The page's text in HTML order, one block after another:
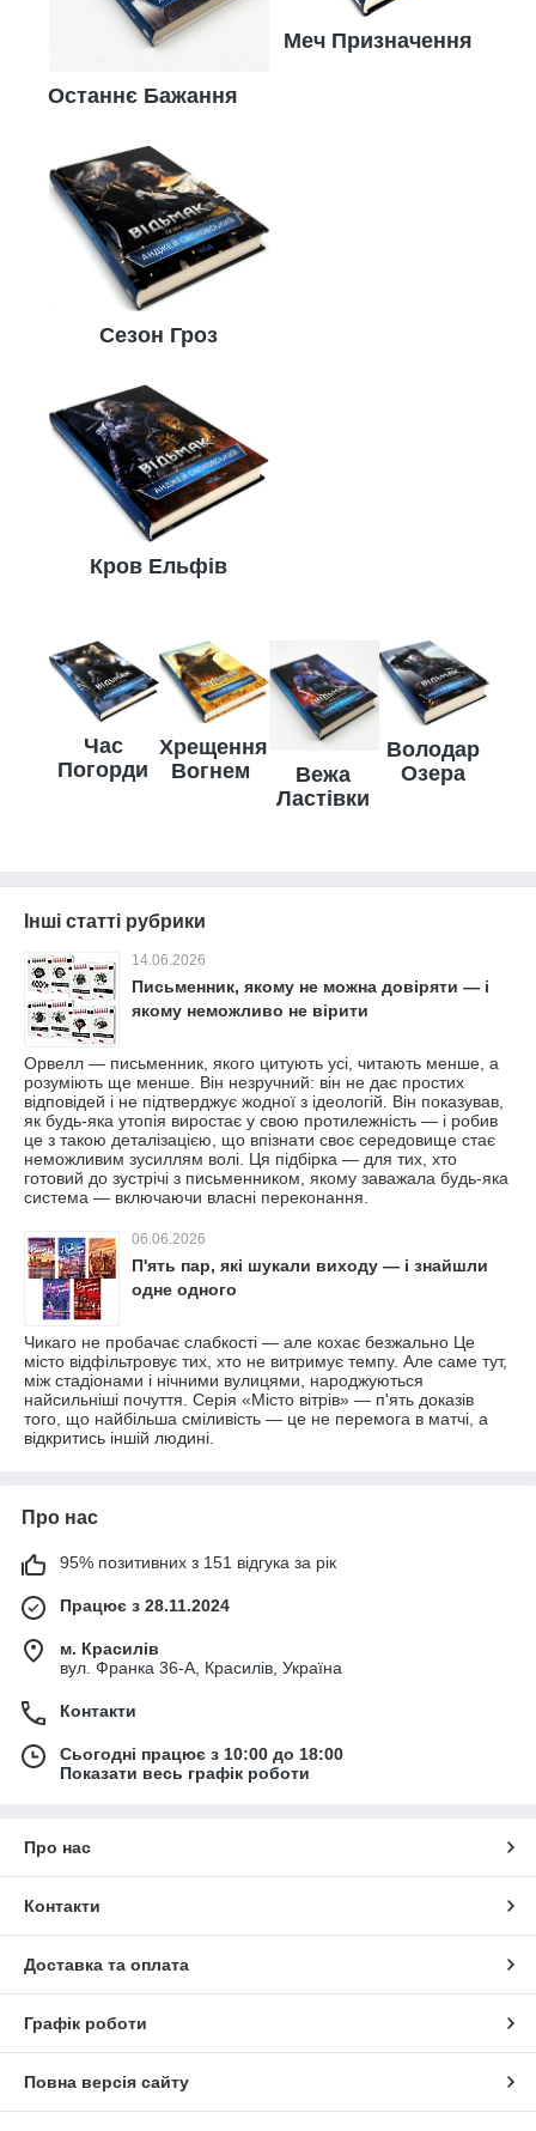
Останнє Бажання
Меч Призначення
Сезон Гроз
Кров Ельфів
Час
Погорди
Хрещення
Вогнем
Вежа
Ластівки
Володар
Озера
Інші статті рубрики
14.06.2026
Письменник, якому не можна довіряти — і
якому неможливо не вірити
Орвелл — письменник, якого цитують усі, читають менше, а
розуміють ще менше. Він незручний: він не дає простих
відповідей і не підтверджує жодної з ідеологій. Він показував,
як будь-яка утопія виростає у свою протилежність — і робив
це з такою деталізацією, що впізнати своє середовище стає
неможливим зусиллям волі. Ця підбірка — для тих, хто
готовий до зустрічі з письменником, якому заважала будь-яка
система — включаючи власні переконання.
06.06.2026
П'ять пар, які шукали виходу — і знайшли
одне одного
Чикаго не пробачає слабкості — але кохає безжально Це
місто відфільтровує тих, хто не витримує темпу. Але саме тут,
між стадіонами і нічними вулицями, народжуються
найсильніші почуття. Серія «Місто вітрів» — п'ять доказів
того, що найбільша сміливість — це не перемога в матчі, а
відкритись іншій людині.
Про нас
95% позитивних з 151 відгука за рік
Працює з 28.11.2024
м. Красилів
вул. Франка 36-А, Красилів, Україна
Контакти
Сьогодні працює з 10:00 до 18:00
Показати весь графік роботи
Про нас
Контакти
Доставка та оплата
Графік роботи
Повна версія сайту